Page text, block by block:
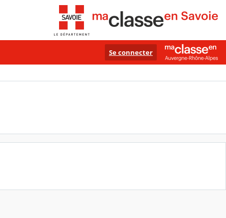
Se connecter